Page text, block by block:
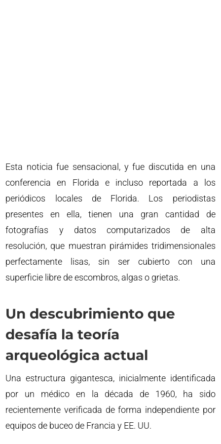
Esta noticia fue sensacional, y fue discutida en una
conferencia en Florida e incluso reportada a los
periódicos locales de Florida. Los periodistas
presentes en ella, tienen una gran cantidad de
fotografías y datos computarizados de alta
resolución, que muestran pirámides tridimensionales
perfectamente lisas, sin ser cubierto con una
superficie libre de escombros, algas o grietas.
Un descubrimiento que
desafía la teoría
arqueológica actual
Una estructura gigantesca, inicialmente identificada
por un médico en la década de 1960, ha sido
recientemente verificada de forma independiente por
equipos de buceo de Francia y EE. UU.